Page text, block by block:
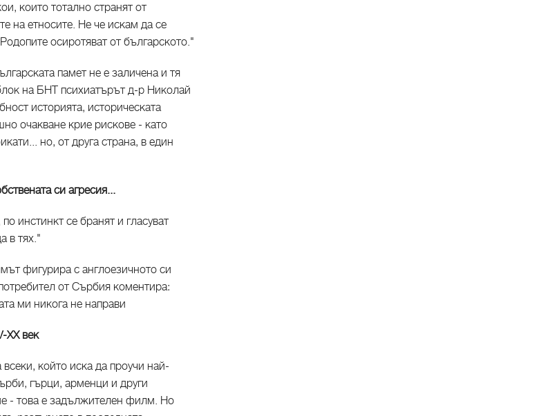
които тотално странят от
на етносите. Не че искам да се
осиротяват от българското."
памет не е заличена и тя
на БНТ психиатърът д-р Николай
историята, историческата
очакване крие рискове - като
но, от друга страна, в един
си агресия...
инстинкт се бранят и гласуват
в тях."
фигурира с англоезичното си
от Сърбия коментира:
ми никога не направи
XX век
който иска да проучи най-
гърци, арменци и други
- това е задължителен филм. Но